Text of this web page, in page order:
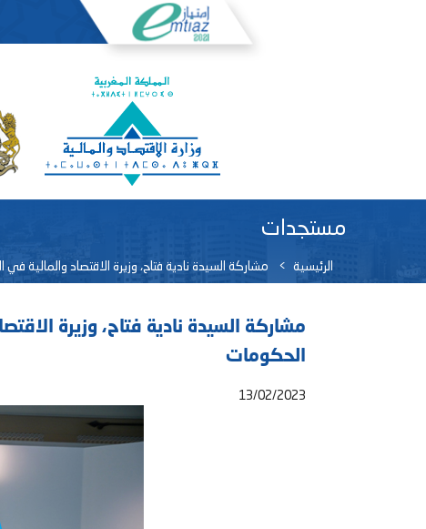
مستجدات
الرئيسية مشاركة السيدة نادية فتاح، وزيرة الاقتصاد
مشاركة السيدة نادية فتاح، وزيرة
الحكومات
13/02/2023